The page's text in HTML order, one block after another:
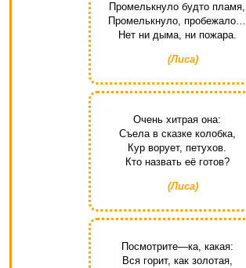
Промелькнуло будто пламя,
Промелькнуло, пробежало…
Нет ни дыма, ни пожара.
(Лиса)
Очень хитрая она:
Съела в сказке колобка,
Кур ворует, петухов.
Кто назвать её готов?
(Лиса)
Посмотрите—ка, какая:
Вся горит, как золотая,